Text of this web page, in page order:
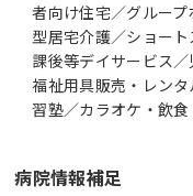
者向け住宅／グルー
型居宅介護／ショー
課後等デイサービス
福祉用具販売・レン
習塾／カラオケ・飲
病院情報補足